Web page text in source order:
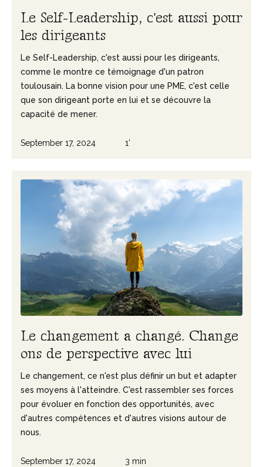
Le Self-Leadership, c'est aussi pour
les dirigeants
Le Self-Leadership, c'est aussi pour les dirigeants,
comme le montre ce témoignage d'un patron
toulousain. La bonne vision pour une PME, c'est celle
que son dirigeant porte en lui et se découvre la
capacité de mener.
September 17, 2024 1'
Le changement a changé. Change
ons de perspective avec lui
Le changement, ce n'est plus définir un but et adapter
ses moyens à l'atteindre. C'est rassembler ses forces
pour évoluer en fonction des opportunités, avec
d'autres compétences et d'autres visions autour de
nous.
September 17, 2024 3 min